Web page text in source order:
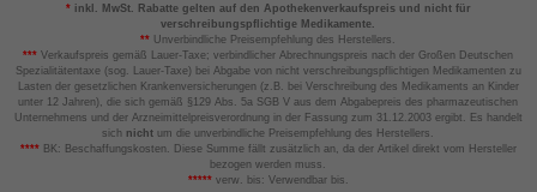
*inkl. MwSt. Rabatte gelten auf den Apothekenverkaufspreis und nicht für
verschreibungspflichtige Medikamente.
** Unverbindliche Preisempfehlung des Herstellers.
*** Verkaufspreis gemäß Lauer-Taxe; verbindlicher Abrechnungspreis nach der Großen Deutschen
Spezialitätentaxe (sog. Lauer-Taxe) bei Abgabe von nicht verschreibungspflichtigen Medikamenten zu
Lasten der gesetzlichen Krankenversicherungen (z.B. bei Verschreibung des Medikaments an Kinder
unter 12 Jahren), die sich gemäß §129 Abs. 5a SGB V aus dem Abgabepreis des pharmazeutischen
Unternehmens und der Arzneimittelpreisverordnung in der Fassung zum 31.12.2003 ergibt. Es handelt
sich nicht um die unverbindliche Preisempfehlung des Herstellers.
****BK: Beschaffungskosten. Diese Summe fällt zusätzlich an, da der Artikel direkt vom Hersteller
bezogen werden muss.
*****verw. bis: Verwendbar bis.